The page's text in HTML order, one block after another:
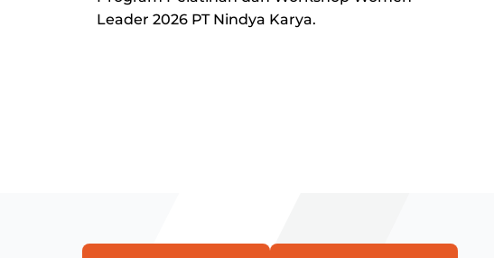
Leader 2026 PT Nindya Karya.